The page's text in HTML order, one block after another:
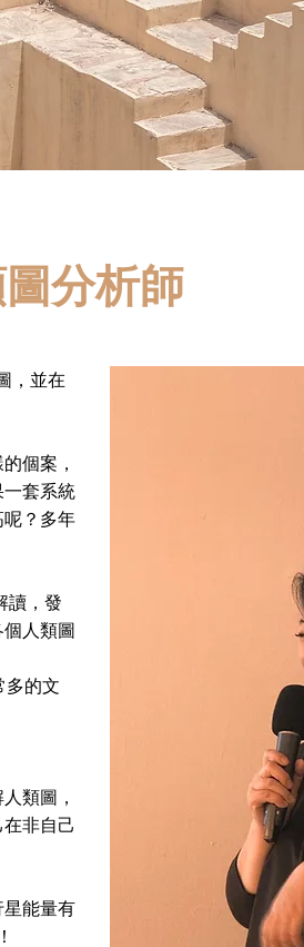
分析師
，並在
個案，
一套系統
呢？多年
讀，發
人類圖
多的文
類圖，
非自己
星能量有